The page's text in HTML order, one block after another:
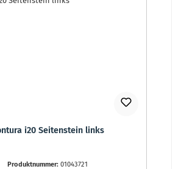
i20 Seitenstein links
Produktnummer: 01043721